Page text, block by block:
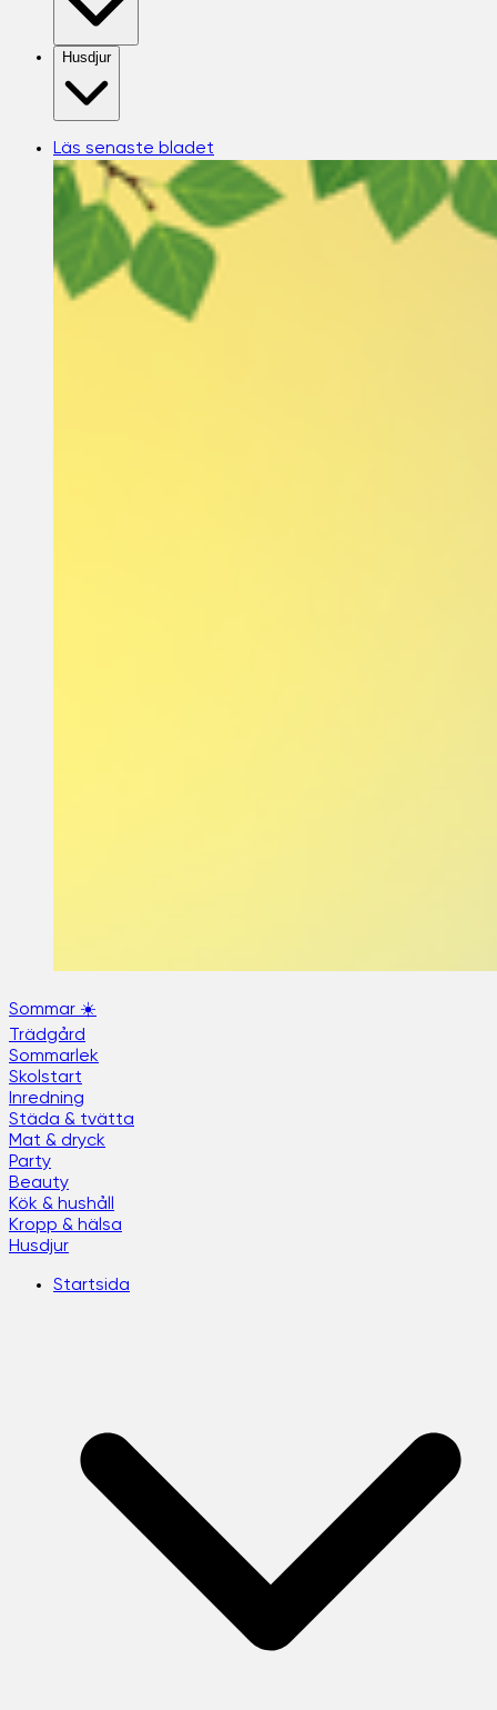
Husdjur
Läs senaste bladet
Sommar ☀️
Trädgård
Sommarlek
Skolstart
Inredning
Städa & tvätta
Mat & dryck
Party
Beauty
Kök & hushåll
Kropp & hälsa
Husdjur
Startsida